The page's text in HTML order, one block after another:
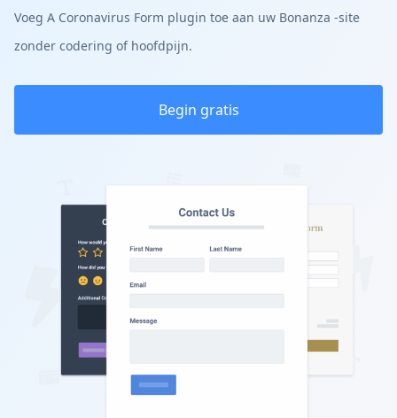
Voeg A Coronavirus Form plugin toe aan uw Bonanza -site
zonder codering of hoofdpijn.
Begin gratis